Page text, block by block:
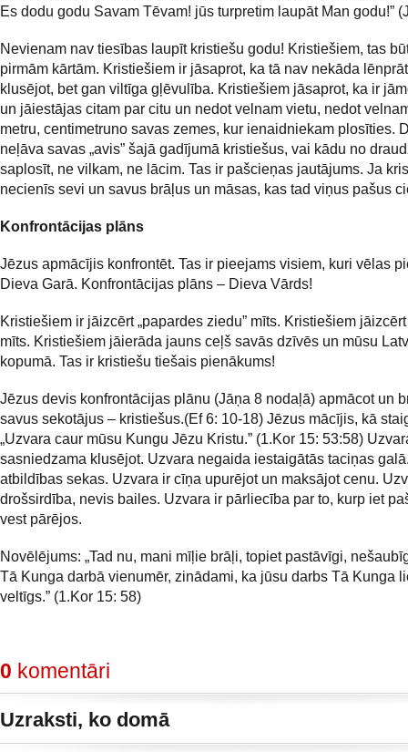
Es dodu godu Savam Tēvam! jūs turpretim laupāt Man godu!”
Nevienam nav tiesības laupīt kristiešu godu! Kristiešiem, tas
pirmām kārtām. Kristiešiem ir jāsaprot, ka tā nav nekāda
klusējot, bet gan viltīga gļēvulība. Kristiešiem jāsaprot, ka ir
un jāiestājas citam par citu un nedot velnam vietu, nedot
metru, centimetruno savas zemes, kur ienaidniekam plosīties.
neļāva savas „avis” šajā gadījumā kristiešus, vai kādu no
saplosīt, ne vilkam, ne lācim. Tas ir pašcieņas jautājums. Ja
necienīs sevi un savus brāļus un māsas, kas tad viņus pašus
Konfrontācijas plāns
Jēzus apmācījis konfrontēt. Tas ir pieejams visiem, kuri vēlas
Dieva Garā. Konfrontācijas plāns – Dieva Vārds!
Kristiešiem ir jāizcērt „papardes ziedu” mīts. Kristiešiem jāizcērt
mīts. Kristiešiem jāierāda jauns ceļš savās dzīvēs un mūsu
kopumā. Tas ir kristiešu tiešais pienākums!
Jēzus devis konfrontācijas plānu (Jāņa 8 nodaļā) apmācot un
savus sekotājus – kristiešus.(Ef 6: 10-18) Jēzus mācījis, kā
„Uzvara caur mūsu Kungu Jēzu Kristu.” (1.Kor 15: 53:58)
sasniedzama klusējot. Uzvara negaida iestaigātās taciņas
atbildības sekas. Uzvara ir cīņa upurējot un maksājot cenu.
drošsirdība, nevis bailes. Uzvara ir pārliecība par to, kurp iet
vest pārējos.
Novēlējums: „Tad nu, mani mīļie brāļi, topiet pastāvīgi,
Tā Kunga darbā vienumēr, zinādami, ka jūsu darbs Tā Kunga
veltīgs.” (1.Kor 15: 58)
0 komentāri
Uzraksti, ko domā